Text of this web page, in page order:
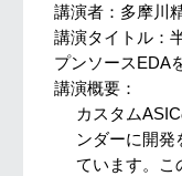
講演者： 多摩川
講演タイトル：
プンソースEDA
講演概要：
カスタム
ンダーに開発
ています。こ